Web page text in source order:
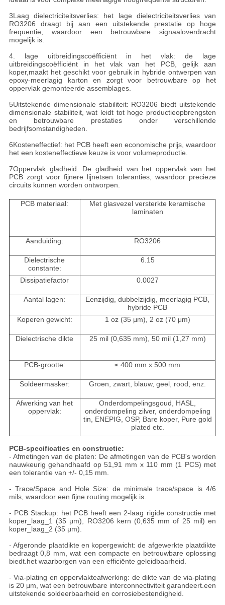
3Laag dielectriciteitsverlies: het lage dielectriciteitsverlies van
RO3206 draagt bij aan een uitstekende prestatie op hoge
frequentie, waardoor een betrouwbare signaaloverdracht
mogelijk is.
4. lage uitbreidingscoëfficiënt in het vlak: de lage
uitbreidingscoëfficiënt in het vlak van het PCB, gelijk aan
koper,maakt het geschikt voor gebruik in hybride ontwerpen van
epoxy-meerlagig karton en zorgt voor betrouwbare op het
oppervlak gemonteerde assemblages.
5Uitstekende dimensionale stabiliteit: RO3206 biedt uitstekende
dimensionale stabiliteit, wat leidt tot hoge productieopbrengsten
en betrouwbare prestaties onder verschillende
bedrijfsomstandigheden.
6Kosteneffectief: het PCB heeft een economische prijs, waardoor
het een kosteneffectieve keuze is voor volumeproductie.
7Oppervlak gladheid: De gladheid van het oppervlak van het
PCB zorgt voor fijnere lijnetsen toleranties, waardoor precieze
circuits kunnen worden ontworpen.
PCB materiaal:
Met glasvezel versterkte keramische
laminaten
Aanduiding: RO3206
Dielectrische
constante:
6.15
Dissipatiefactor 0.0027
Aantal lagen:
Eenzijdig, dubbelzijdig, meerlagig PCB,
hybride PCB
Koperen gewicht:
1 oz (35 μm), 2 oz (70 μm)
Dielectrische dikte 25 mil (0,635 mm), 50 mil (1,27 mm)
PCB-grootte: ≤ 400 mm x 500 mm
Soldeermasker: Groen, zwart, blauw, geel, rood, enz.
Afwerking van het
oppervlak:
Onderdompelingsgoud, HASL,
onderdompeling zilver, onderdompeling
tin, ENEPIG, OSP, Bare koper, Pure gold
plated etc.
PCB-specificaties en constructie:
- Afmetingen van de platen: De afmetingen van de PCB's worden
nauwkeurig gehandhaafd op 51,91 mm x 110 mm (1 PCS) met
een tolerantie van +/- 0,15 mm.
- Trace/Space and Hole Size: de minimale trace/space is 4/6
mils, waardoor een fijne routing mogelijk is.
- PCB Stackup: het PCB heeft een 2-laag rigide constructie met
koper_laag_1 (35 μm), RO3206 kern (0,635 mm of 25 mil) en
koper_laag_2 (35 μm).
- Afgeronde plaatdikte en kopergewicht: de afgewerkte plaatdikte
bedraagt 0,8 mm, wat een compacte en betrouwbare oplossing
biedt.het waarborgen van een efficiënte geleidbaarheid.
- Via-plating en oppervlakteafwerking: de dikte van de via-plating
is 20 μm, wat een betrouwbare interconnectiviteit garandeert.een
uitstekende soldeerbaarheid en corrosiebestendigheid.